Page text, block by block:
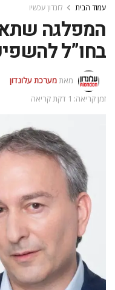
עמוד הבית לונדון עכשיו
המפלגה
בחו”ל
מאתמערכת עלונדון
זמן קריאה: 1 דקת קריאה